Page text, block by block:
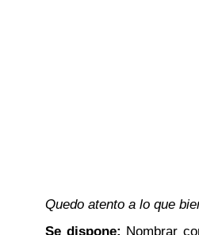
Quedo atento a lo que
Se dispone: Nombrar